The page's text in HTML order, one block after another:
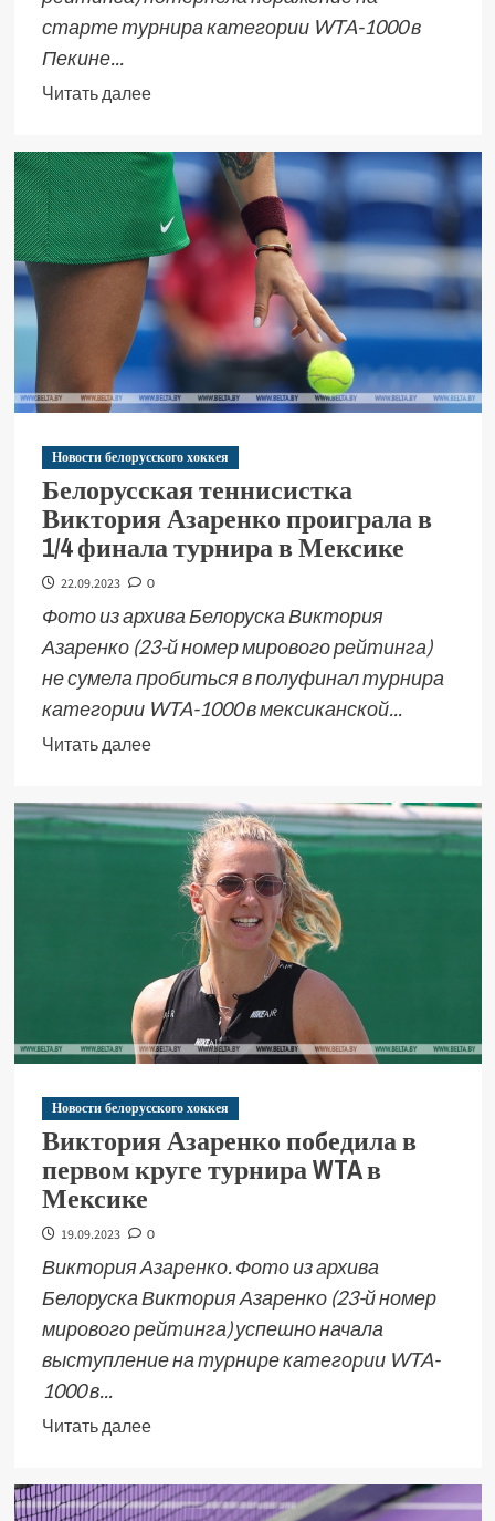
старте турнира категории WTA-1000 в
Пекине...
Читать далее
Новости белорусского хоккея
Белорусская теннисистка
Виктория Азаренко проиграла в
1/4 финала турнира в Мексике
22.09.2023 0
Фото из архива Белоруска Виктория
Азаренко (23-й номер мирового рейтинга)
не сумела пробиться в полуфинал турнира
категории WTA-1000 в мексиканской...
Читать далее
Новости белорусского хоккея
Виктория Азаренко победила в
первом круге турнира WTA в
Мексике
19.09.2023 0
Виктория Азаренко. Фото из архива
Белоруска Виктория Азаренко (23-й номер
мирового рейтинга) успешно начала
выступление на турнире категории WTA-
1000 в...
Читать далее